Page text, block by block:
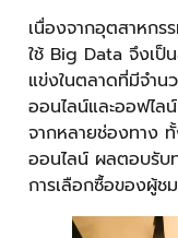
เนื่องจากอุตสาหก
ใช้ Big Data จึงเป็
แข่งในตลาดที่มีจำน
ออนไลน์และออฟไล
จากหลายช่องทาง
ออนไลน์ ผลตอบรับ
การเลือกซื้อของผู้ช